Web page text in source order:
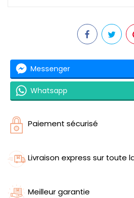
Messenger
Whatsapp
Paiement sécurisé
Livraison express sur toute
Meilleur garantie